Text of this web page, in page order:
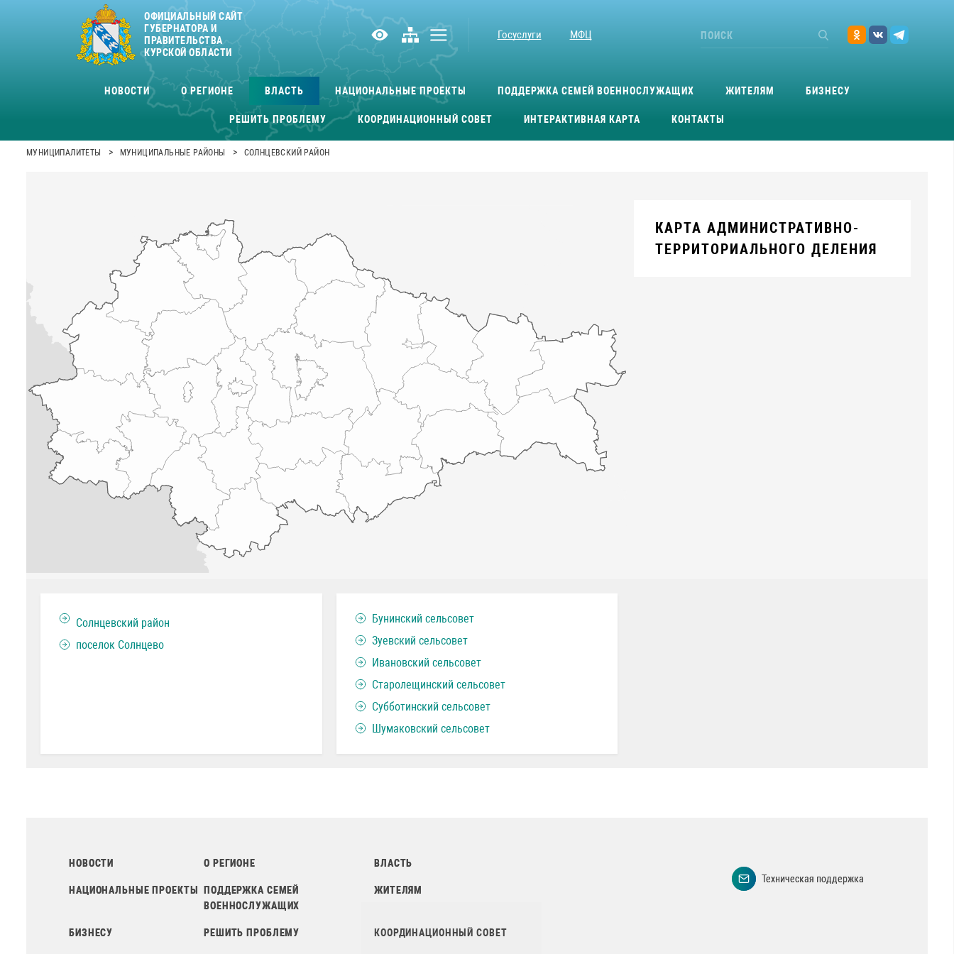
ОФИЦИАЛЬНЫЙ САЙТ
ГУБЕРНАТОРА И
ПРАВИТЕЛЬСТВА
КУРСКОЙ ОБЛАСТИ
Госуслуги МФЦ
НОВОСТИ О РЕГИОНЕ ВЛАСТЬ НАЦИОНАЛЬНЫЕ ПРОЕКТЫ ПОДДЕРЖКА СЕМЕЙ ВОЕННОСЛУЖАЩИХ ЖИТЕЛЯМ БИЗНЕСУ
РЕШИТЬ ПРОБЛЕМУ КООРДИНАЦИОННЫЙ СОВЕТ ИНТЕРАКТИВНАЯ КАРТА КОНТАКТЫ
МУНИЦИПАЛИТЕТЫ > МУНИЦИПАЛЬНЫЕ РАЙОНЫ > СОЛНЦЕВСКИЙ РАЙОН
КАРТА АДМИНИСТРАТИВНО-
ТЕРРИТОРИАЛЬНОГО ДЕЛЕНИЯ
Солнцевский район
поселок Солнцево
Бунинский сельсовет
Зуевский сельсовет
Ивановский сельсовет
Старолещинский сельсовет
Субботинский сельсовет
Шумаковский сельсовет
НОВОСТИ О РЕГИОНЕ ВЛАСТЬ
НАЦИОНАЛЬНЫЕ ПРОЕКТЫ
ПОДДЕРЖКА СЕМЕЙ
ВОЕННОСЛУЖАЩИХ
ЖИТЕЛЯМ
БИЗНЕСУ РЕШИТЬ ПРОБЛЕМУ КООРДИНАЦИОННЫЙ СОВЕТ
Техническая поддержка